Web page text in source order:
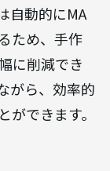
自動的にMA
ため、手作
に削減でき
がら、効率的
できます。